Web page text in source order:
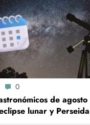
0
de
lunar y